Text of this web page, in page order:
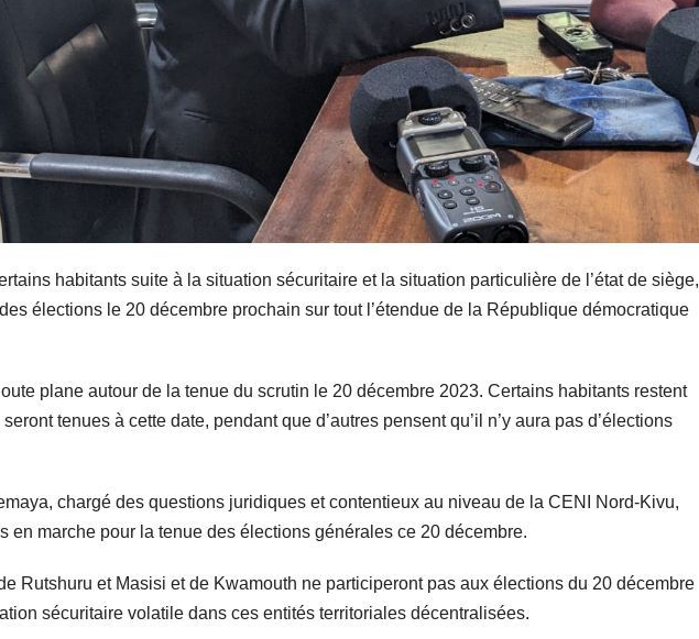
habitants suite à la situation sécuritaire et la situation particulière de l’état de siège,
élections le 20 décembre prochain sur tout l’étendue de la République démocratique
plane autour de la tenue du scrutin le 20 décembre 2023. Certains habitants restent
tenues à cette date, pendant que d’autres pensent qu’il n’y aura pas d’élections
chargé des questions juridiques et contentieux au niveau de la CENI Nord-Kivu,
en marche pour la tenue des élections générales ce 20 décembre.
Rutshuru et Masisi et de Kwamouth ne participeront pas aux élections du 20 décembre
sécuritaire volatile dans ces entités territoriales décentralisées.